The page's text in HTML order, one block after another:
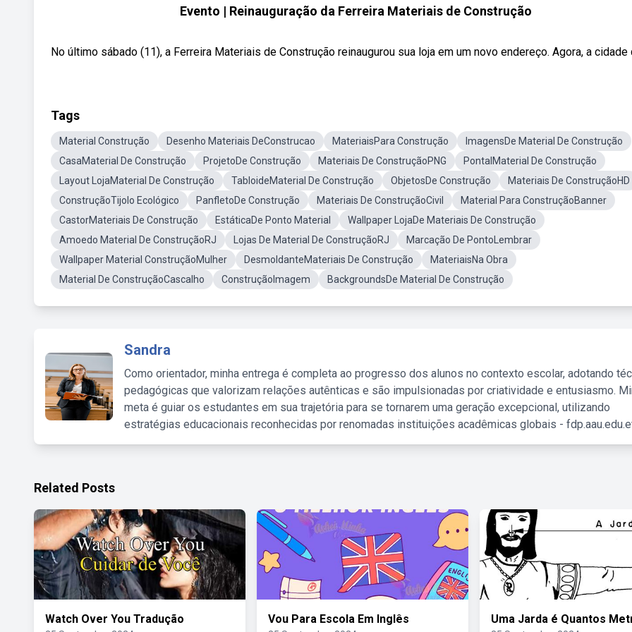
Evento | Reinauguração da Ferreira Materiais de Construção
No último sábado (11), a Ferreira Materiais de Construção reinaugurou sua loja em um novo endereço. Agora, a cidade
Tags
Material Construção Desenho Materiais DeConstrucao MateriaisPara Construção
ImagensDe Material De Construção
CasaMaterial De Construção
ProjetoDe Construção Materiais De ConstruçãoPNG
PontalMaterial De Construção
Layout LojaMaterial De Construção
TabloideMaterial De Construção ObjetosDe Construção
Materiais De ConstruçãoHD
ConstruçãoTijolo Ecológico
PanfletoDe Construção Materiais De ConstruçãoCivil
Material Para ConstruçãoBanner
CastorMateriais De Construção
EstáticaDe Ponto Material
Wallpaper LojaDe Materiais De Construção
Amoedo Material De ConstruçãoRJ
Lojas De Material De ConstruçãoRJ
Marcação De PontoLembrar
Wallpaper Material ConstruçãoMulher
DesmoldanteMateriais De Construção
MateriaisNa Obra
Material De ConstruçãoCascalho
ConstruçãoImagem BackgroundsDe Material De Construção
Sandra
Como orientador, minha entrega é completa ao progresso dos alunos no contexto escolar, adotando
pedagógicas que valorizam relações autênticas e são impulsionadas por criatividade e entusiasmo.
meta é guiar os estudantes em sua trajetória para se tornarem uma geração excepcional, utilizando
estratégias educacionais reconhecidas por renomadas instituições acadêmicas globais -
Related Posts
Watch Over You Tradução Vou Para Escola Em Inglês Uma Jarda é Quantos